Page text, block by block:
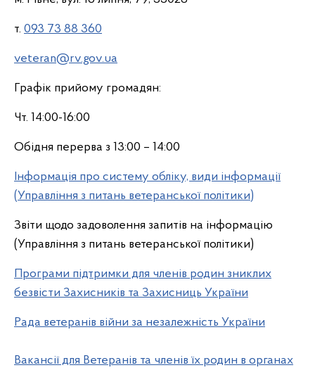
т. 093 73 88 360
veteran@rv.gov.ua
Графік прийому громадян:
Чт. 14:00-16:00
Обідня перерва з 13:00 – 14:00
Інформація про систему обліку, види інформації
(Управління з питань ветеранської політики)
Звіти щодо задоволення запитів на інформацію
(Управління з питань ветеранської політики)
Програми підтримки для членів родин зниклих
безвісти Захисників та Захисниць України
Рада ветеранів війни за незалежність України
Вакансії для Ветеранів та членів їх родин в органах